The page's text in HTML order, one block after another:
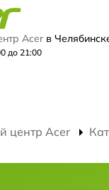
Acer в
до 21:00
центр Acer